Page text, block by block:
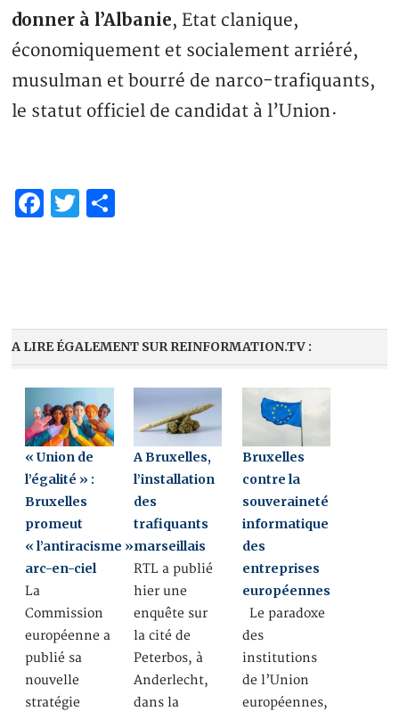
donner à l’Albanie, Etat clanique,
économiquement et socialement arriéré,
musulman et bourré de narco-trafiquants,
le statut officiel de candidat à l’Union·
Facebook
Twitter
A LIRE ÉGALEMENT SUR REINFORMATION.TV :
« Union de
l’égalité » :
Bruxelles
promeut
« l’antiracisme »
arc-en-ciel
La
Commission
européenne a
publié sa
nouvelle
stratégie
A Bruxelles,
l’installation
des
trafiquants
marseillais
RTL a publié
hier une
enquête sur
la cité de
Peterbos, à
Anderlecht,
dans la
Bruxelles
contre la
souveraineté
informatique
des
entreprises
européennes
Le paradoxe
des
institutions
de l’Union
européennes,